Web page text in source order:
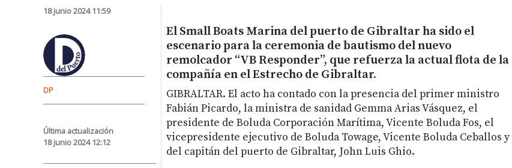
18 junio 2024 11:59
DP
Última actualización
18 junio 2024 12:12
El Small Boats Marina del puerto de Gibraltar ha sido el
escenario para la ceremonia de bautismo del nuevo
remolcador “VB Responder”, que refuerza la actual flota de la
compañía en el Estrecho de Gibraltar.
GIBRALTAR. El acto ha contado con la presencia del primer ministro
Fabián Picardo, la ministra de sanidad Gemma Arias Vásquez, el
presidente de Boluda Corporación Marítima, Vicente Boluda Fos, el
vicepresidente ejecutivo de Boluda Towage, Vicente Boluda Ceballos y
del capitán del puerto de Gibraltar, John Luis Ghio.